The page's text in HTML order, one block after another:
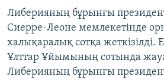
Skip
to
Search
ӘЛЕУМЕТ
ӘЛЕМ
АРНАЙЫ ЖОБАЛАР
Либерияның бұрынғы
Сиерре-Леоне мемлекетінде
халықаралық сотқа жеткізілді.
Ұлттар Ұйымының сотында
Либерияның бұрынғы